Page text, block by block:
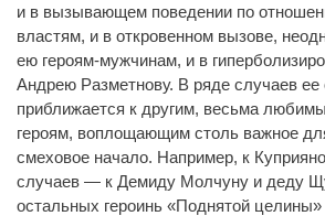
и в вызывающем поведении по
властям, и в откровенном вызове,
ею героям-мужчинам, и в
Андрею Разметнову. В ряде случаев ее
приближается к другим, весьма
героям, воплощающим столь важное
смеховое начало. Например, к
случаев — к Демиду Молчуну и деду
остальных героинь «Поднятой